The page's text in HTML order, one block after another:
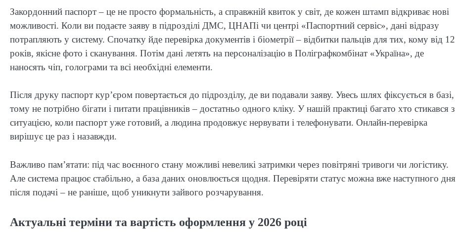
Закордонний паспорт – це не просто формальність, а справжній квиток у світ, де кожен штамп відкриває нові
можливості. Коли ви подаєте заяву в підрозділі ДМС, ЦНАПі чи центрі «Паспортний сервіс», дані відразу
потрапляють у систему. Спочатку йде перевірка документів і біометрії – відбитки пальців для тих, кому від 12
років, якісне фото і сканування. Потім дані летять на персоналізацію в Поліграфкомбінат «Україна», де
наносять чіп, голограми та всі необхідні елементи.
Після друку паспорт кур’єром повертається до підрозділу, де ви подавали заяву. Увесь шлях фіксується в базі,
тому не потрібно бігати і питати працівників – достатньо одного кліку. У нашій практиці багато хто стикався з
ситуацією, коли паспорт уже готовий, а людина продовжує нервувати і телефонувати. Онлайн-перевірка
вирішує це раз і назавжди.
Важливо пам’ятати: під час воєнного стану можливі невеликі затримки через повітряні тривоги чи логістику.
Але система працює стабільно, а база даних оновлюється щодня. Перевіряти статус можна вже наступного дня
після подачі – не раніше, щоб уникнути зайвого розчарування.
Актуальні терміни та вартість оформлення у 2026 році